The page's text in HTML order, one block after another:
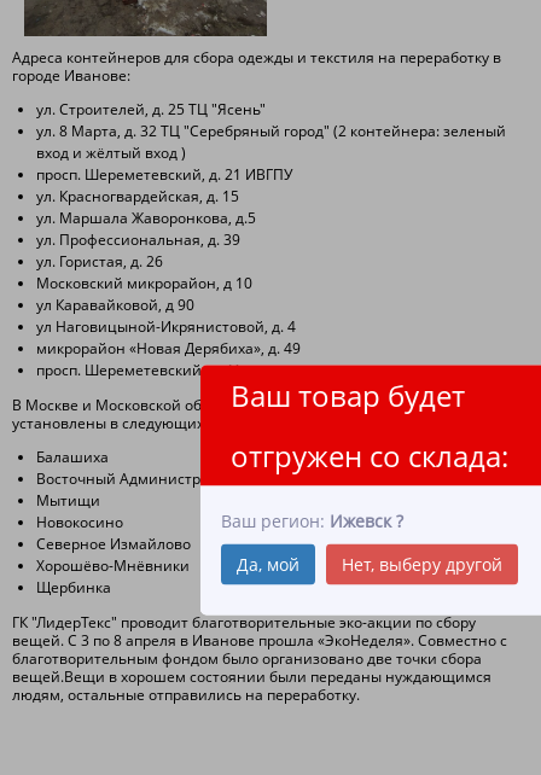
Ваш товар будет
отгружен со склада:
Ваш регион: Ижевск ?
Да, мой
Нет, выберу другой
Адреса контейнеров для сбора одежды и текстиля на переработку в
городе Иванове:
ул. Строителей, д. 25 ТЦ "Ясень"
ул. 8 Марта, д. 32 ТЦ "Серебряный город" (2 контейнера: зеленый
вход и жёлтый вход )
просп. Шереметевский, д. 21 ИВГПУ
ул. Красногвардейская, д. 15
ул. Маршала Жаворонкова, д.5
ул. Профессиональная, д. 39
ул. Гористая, д. 26
Московский микрорайон, д 10
ул Каравайковой, д 90
ул Наговицыной-Икрянистовой, д. 4
микрорайон «Новая Дерябиха», д. 49
просп. Шереметевский, д. 41
В Москве и Московской области контейнеры ГК «ЛидерТекс»
установлены в следующих районах и городах:
Балашиха
Восточный Административный Округ (ВАО)
Мытищи
Новокосино
Северное Измайлово
Хорошёво-Мнёвники
Щербинка
ГК "ЛидерТекс" проводит благотворительные эко-акции по сбору
вещей. С 3 по 8 апреля в Иванове прошла «ЭкоНеделя». Совместно с
благотворительным фондом было организовано две точки сбора
вещей.Вещи в хорошем состоянии были переданы нуждающимся
людям, остальные отправились на переработку.